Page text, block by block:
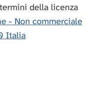
della licenza
- Non commerciale
Italia